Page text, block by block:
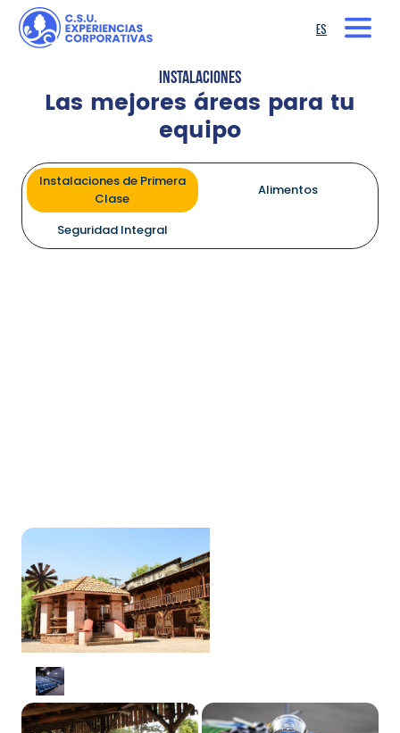
ES
INSTALACIONES
Las mejores áreas para tu
equipo
Instalaciones de Primera
Clase
Alimentos
Seguridad Integral